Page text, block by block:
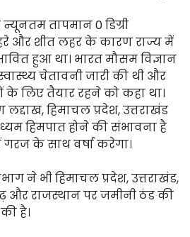
तापमान 0 डिग्री
और शीत लहर के कारण राज्य में
हुआ था। भारत मौसम विज्ञान
चेतावनी जारी की थी और
लिए तैयार रहने को कहा था।
लद्दाख, हिमाचल प्रदेश, उत्तराखंड
हिमपात होने की संभावना है
गरज के साथ वर्षा करेगा।
ने भी हिमाचल प्रदेश, उत्तराखंड,
और राजस्थान पर जमीनी ठंड की
है।